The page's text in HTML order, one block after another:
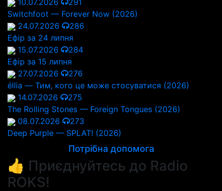
10.07.2026
291
Switchfoot — Forever Now (2026)
24.07.2026
286
Ефір за 24 липня
15.07.2026
284
Ефір за 15 липня
27.07.2026
276
éllia — Тим, кого це може стосуватися (2026)
14.07.2026
275
The Rolling Stones — Foreign Tongues (2026)
08.07.2026
273
Deep Purple — SPLAT! (2026)
Потрібна допомога
👍 Приєднуйтесь до Radio
ROKS!